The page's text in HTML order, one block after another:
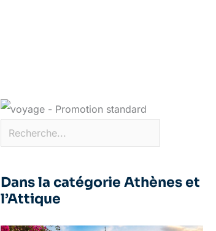
Dans la catégorie Athènes et
l’Attique